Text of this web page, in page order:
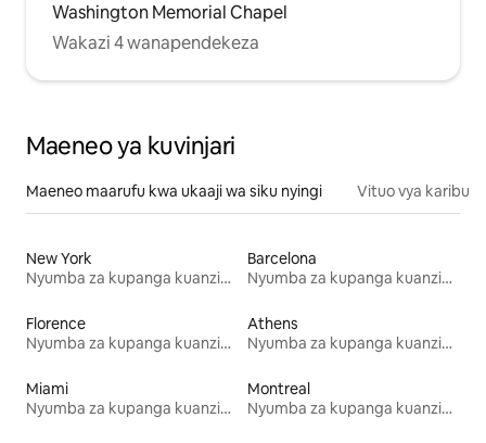
Washington Memorial Chapel
Wakazi 4 wanapendekeza
Maeneo ya kuvinjari
Maeneo maarufu kwa ukaaji wa siku nyingi Vituo vya karibu
New York
Nyumba za kupanga kuanzia mwezi mmoja
Barcelona
Nyumba za kupanga kuanzia mwezi mmoja
Florence
Nyumba za kupanga kuanzia mwezi mmoja
Athens
Nyumba za kupanga kuanzia mwezi mmoja
Miami
Nyumba za kupanga kuanzia mwezi mmoja
Montreal
Nyumba za kupanga kuanzia mwezi mmoja